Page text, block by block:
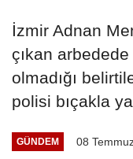
İzmir Adnan
çıkan
olmadığı
polisi bıçakla
GÜNDEM 08